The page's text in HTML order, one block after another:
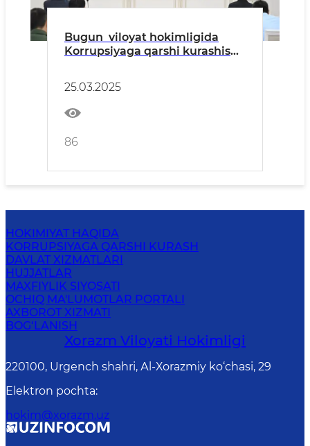
Bugun viloyat hokimligida
Korrupsiyaga qarshi kurashish
25.03.2025
86
HOKIMIYAT HAQIDA
KORRUPSIYAGA QARSHI KURASH
DAVLAT XIZMATLARI
HUJJATLAR
MAXFIYLIK SIYOSATI
OCHIQ MA'LUMOTLAR PORTALI
AXBOROT XIZMATI
BOG‘LANISH
Xorazm Vilоyati Hоkimligi
220100, Urgеnch shаhri, Аl-Хоrаzmiy ko‘chаsi, 29
Elektron pochta:
hokim@xorazm.uz